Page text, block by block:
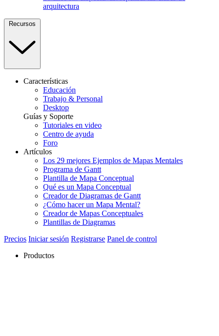
arquitectura
Recursos
Características
Educación
Trabajo & Personal
Desktop
Guías y Soporte
Tutoriales en video
Centro de ayuda
Foro
Artículos
Los 29 mejores Ejemplos de Mapas Mentales
Programa de Gantt
Plantilla de Mapa Conceptual
Qué es un Mapa Conceptual
Creador de Diagramas de Gantt
¿Cómo hacer un Mapa Mental?
Creador de Mapas Conceptuales
Plantillas de Diagramas
Precios Iniciar sesión Registrarse Panel de control
Productos